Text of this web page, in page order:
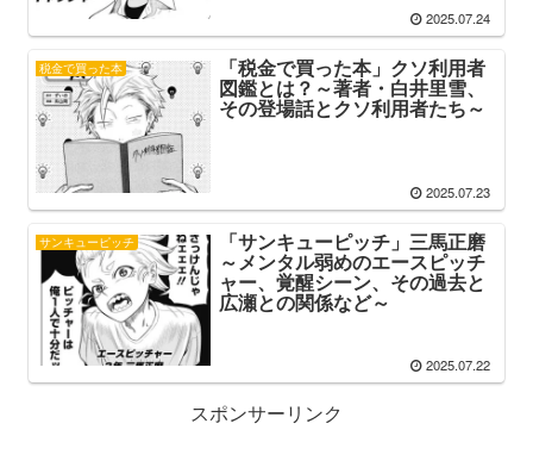
2025.07.24
税金で買った本 「税金で買った本」クソ利用者
図鑑とは？～著者・白井里雪、
その登場話とクソ利用者たち～
2025.07.23
サンキューピッチ 「サンキューピッチ」三馬正磨
～メンタル弱めのエースピッチ
ャー、覚醒シーン、その過去と
広瀬との関係など～
2025.07.22
スポンサーリンク